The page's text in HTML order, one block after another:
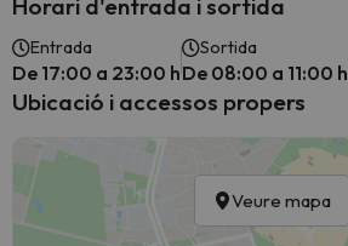
Horari d'entrada i sortida
Entrada
De 17:00 a 23:00 h
Sortida
De 08:00 a 11:00 h
Ubicació i accessos propers
Veure mapa